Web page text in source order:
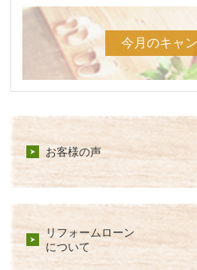
今月のキャ
お客様の声
リフォームローン
について